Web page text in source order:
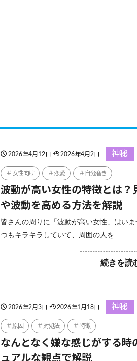
2026年4月12日 2026年4月2日 神秘
女性向け 恋愛 自分磨き
波動が高い女性の特徴とは？
や波動を高める方法を解説
皆さんの周りに「波動が高い女性」はい
つもキラキラしていて、周囲の人を…
続きを読
2026年2月3日 2026年1月18日 神秘
原因 対処法 特徴
なんとなく嫌な感じがする時
ュアルな観点で解説